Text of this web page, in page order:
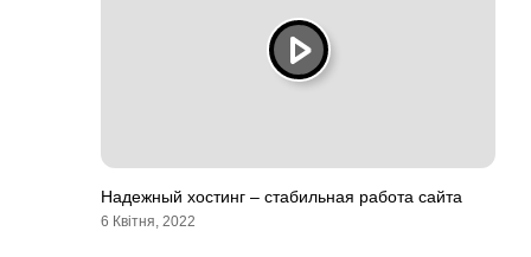
Надежный хостинг – стабильная работа сайта
6 Квітня, 2022